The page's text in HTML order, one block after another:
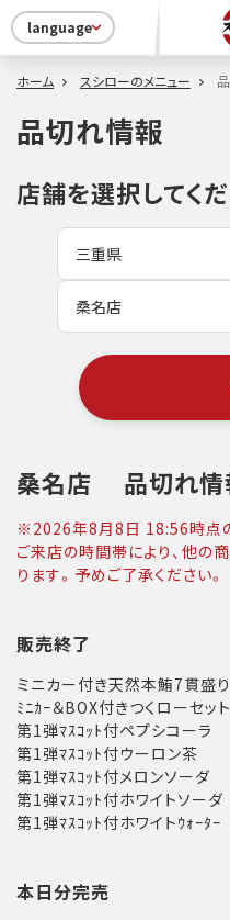
language
ホーム スシローのメニュー
品切れ情報
店舗を選択してくだ
桑名店 品切れ情
※ 2026年8月8日 18:56時点
ご来店の時間帯により、他の
ります。予めご了承ください。
販売終了
ミニカー付き天然本鮪7貫盛り
ﾐﾆｶｰ＆BOX付きつくローセット
第1弾ﾏｽｺｯﾄ付ペプシコーラ
第1弾ﾏｽｺｯﾄ付ウーロン茶
第1弾ﾏｽｺｯﾄ付メロンソーダ
第1弾ﾏｽｺｯﾄ付ホワイトソーダ
第1弾ﾏｽｺｯﾄ付ホワイトｳｫｰﾀｰ
本日分完売